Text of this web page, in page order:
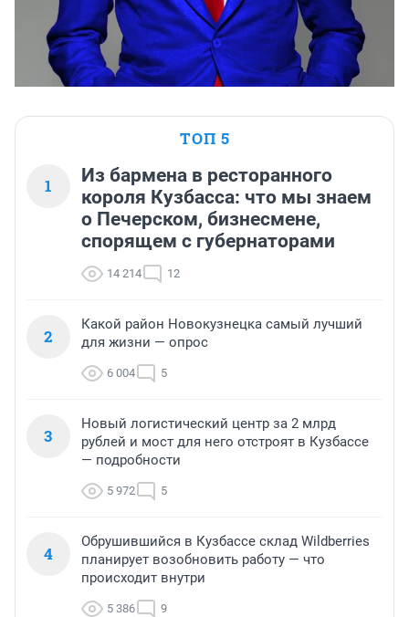
ТОП 5
1
Из бармена в ресторанного
короля Кузбасса: что мы знаем
о Печерском, бизнесмене,
спорящем с губернаторами
14 214 12
2
Какой район Новокузнецка самый лучший
для жизни — опрос
6 004 5
3
Новый логистический центр за 2 млрд
рублей и мост для него отстроят в Кузбассе
— подробности
5 972 5
4
Обрушившийся в Кузбассе склад Wildberries
планирует возобновить работу — что
происходит внутри
5 386 9